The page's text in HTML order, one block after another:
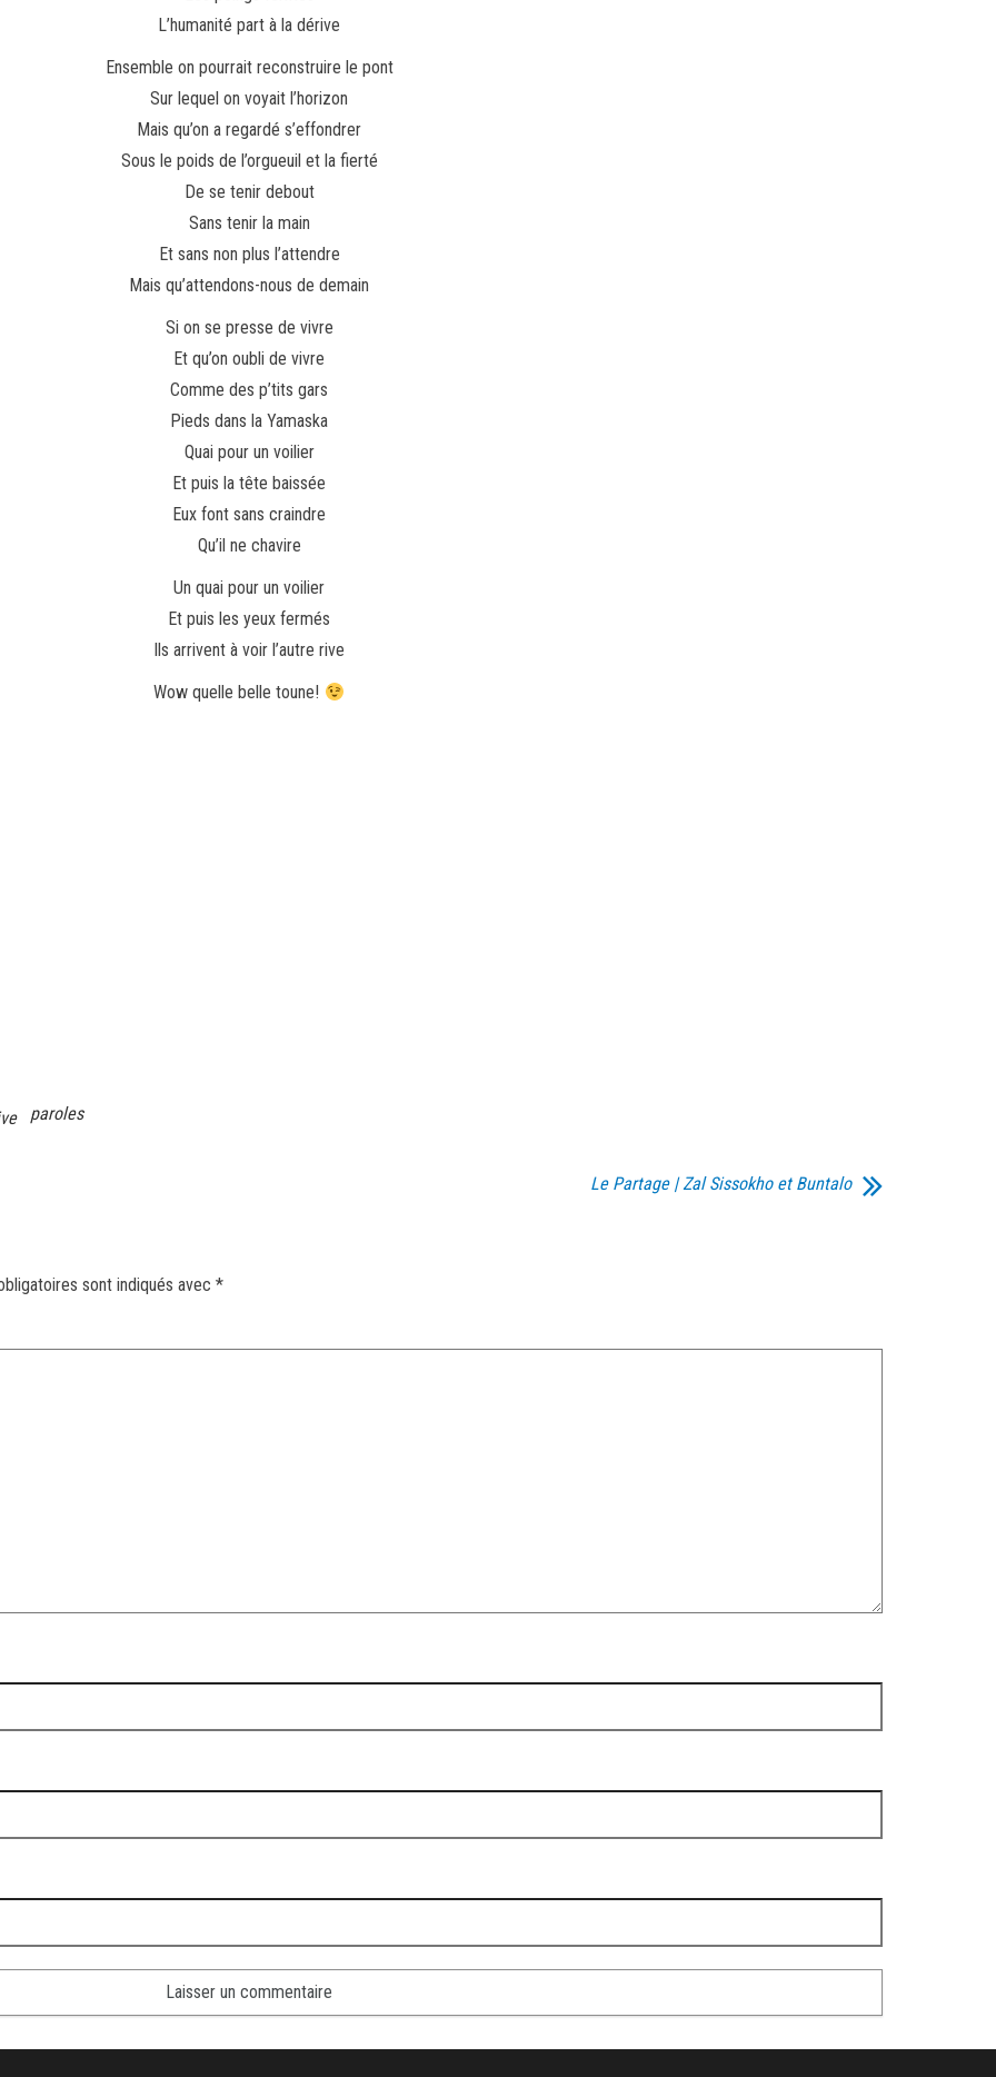
L’humanité part à la dérive
Ensemble on pourrait reconstruire le pont
Sur lequel on voyait l’horizon
Mais qu’on a regardé s’effondrer
Sous le poids de l’orgueuil et la fierté
De se tenir debout
Sans tenir la main
Et sans non plus l’attendre
Mais qu’attendons-nous de demain
Si on se presse de vivre
Et qu’on oubli de vivre
Comme des p’tits gars
Pieds dans la Yamaska
Quai pour un voilier
Et puis la tête baissée
Eux font sans craindre
Qu’il ne chavire
Un quai pour un voilier
Et puis les yeux fermés
Ils arrivent à voir l’autre rive
Wow quelle belle toune!
paroles
Le Partage | Zal Sissokho et Buntalo
sont indiqués avec *